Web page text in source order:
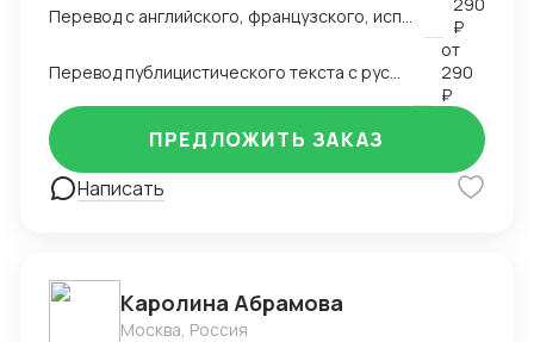
₽
Перевод публицистического текста с русского языка на английский
от
290
₽
Написать
ПРЕДЛОЖИТЬ ЗАКАЗ
Каролина Абрамова
Москва, Россия